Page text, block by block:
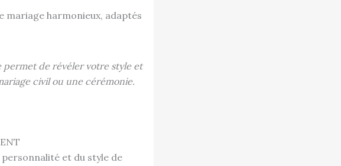
mariage harmonieux, adaptés
permet de révéler votre style et
civil ou une cérémonie.
et du style de